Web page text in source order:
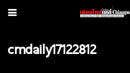
cmdaily17122812